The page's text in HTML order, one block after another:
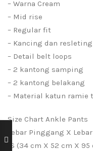
– Warna Cream
– Mid rise
– Regular fit
– Kancing dan
– Detail belt loops
– 2 kantong samping
– 2 kantong belakang
– Material katun ramie
Size Chart Ankle Pants
Lebar Pinggang X
-S (34 cm X 52 cm X 95